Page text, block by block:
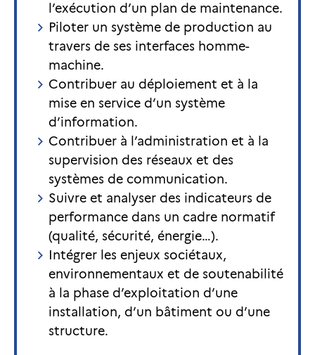
l’exécution d’un plan de maintenance.
Piloter un système de production au
travers de ses interfaces homme-
machine.
Contribuer au déploiement et à la
mise en service d’un système
d’information.
Contribuer à l’administration et à la
supervision des réseaux et des
systèmes de communication.
Suivre et analyser des indicateurs de
performance dans un cadre normatif
(qualité, sécurité, énergie…).
Intégrer les enjeux sociétaux,
environnementaux et de soutenabilité
à la phase d’exploitation d’une
installation, d’un bâtiment ou d’une
structure.